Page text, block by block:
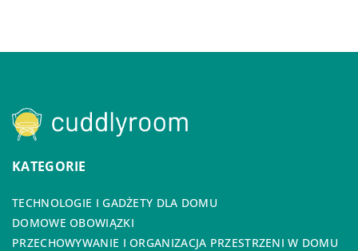
KATEGORIE
TECHNOLOGIE I GADŻETY DLA DOMU
DOMOWE OBOWIĄZKI
PRZECHOWYWANIE I ORGANIZACJA PRZESTRZENI W DOMU